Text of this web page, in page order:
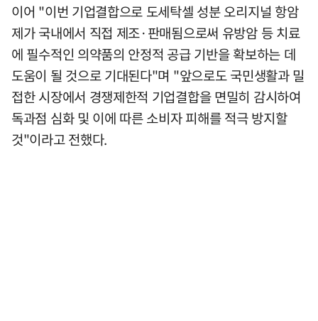
이어 "이번 기업결합으로 도세탁셀 성분 오리지널 항암
제가 국내에서 직접 제조·판매됨으로써 유방암 등 치료
에 필수적인 의약품의 안정적 공급 기반을 확보하는 데
도움이 될 것으로 기대된다"며 "앞으로도 국민생활과 밀
접한 시장에서 경쟁제한적 기업결합을 면밀히 감시하여
독과점 심화 및 이에 따른 소비자 피해를 적극 방지할
것"이라고 전했다.